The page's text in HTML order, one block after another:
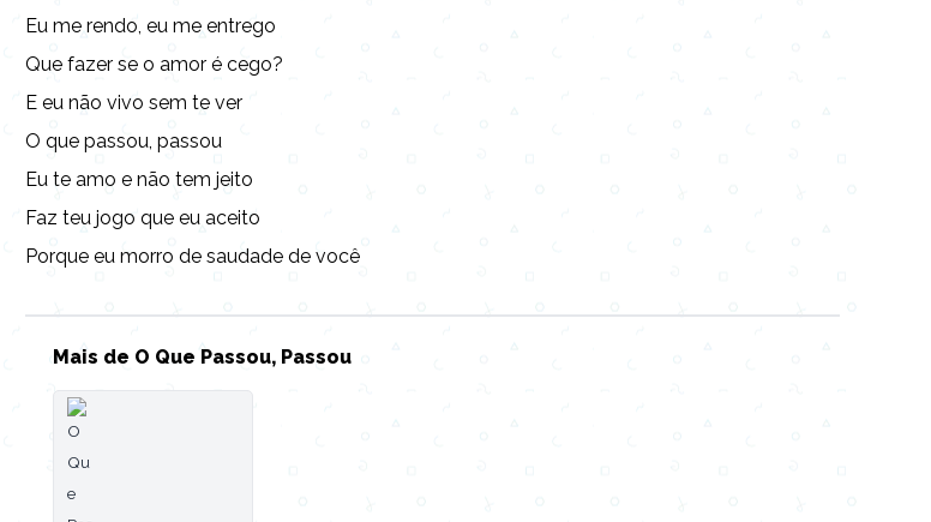
Eu me rendo, eu me entrego
Que fazer se o amor é cego?
E eu não vivo sem te ver
O que passou, passou
Eu te amo e não tem jeito
Faz teu jogo que eu aceito
Porque eu morro de saudade de você
Mais de O Que Passou, Passou